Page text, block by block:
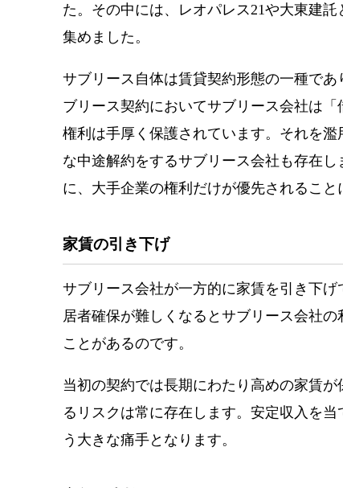
た。その中には、レオパレス21や大東建
集めました。
サブリース自体は賃貸契約形態の一種で
ブリース契約においてサブリース会社は
権利は手厚く保護されています。それを
な中途解約をするサブリース会社も存在
に、大手企業の権利だけが優先されること
家賃の引き下げ
サブリース会社が一方的に家賃を引き下
居者確保が難しくなるとサブリース会社
ことがあるのです。
当初の契約では長期にわたり高めの家賃
るリスクは常に存在します。安定収入を
う大きな痛手となります。